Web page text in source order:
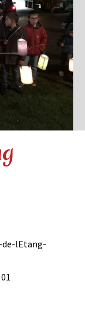
de-lEtang-